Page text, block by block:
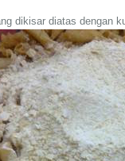
dikisar diatas dengan